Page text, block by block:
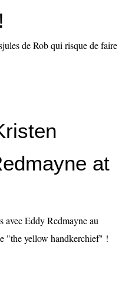
de Rob qui risque de faire
at
Eddy Redmayne au
"the yellow handkerchief" !